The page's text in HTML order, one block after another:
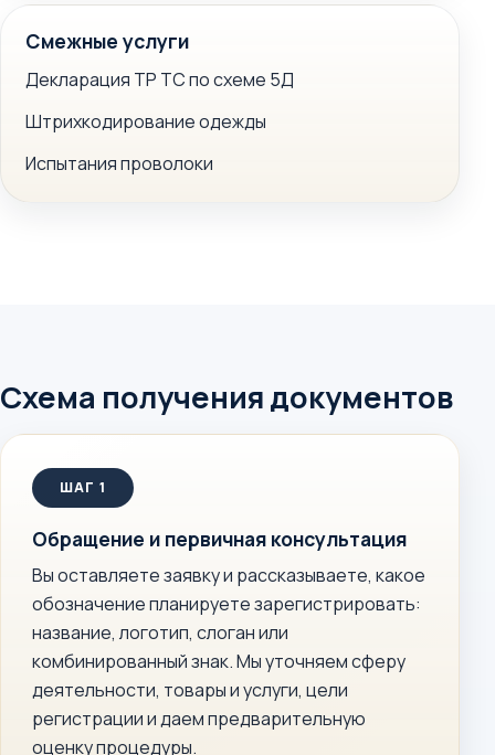
Смежные услуги
Декларация ТР ТС по схеме 5Д
Штрихкодирование одежды
Испытания проволоки
Схема получения документов
Обращение и первичная консультация
Вы оставляете заявку и рассказываете, какое
обозначение планируете зарегистрировать:
название, логотип, слоган или
комбинированный знак. Мы уточняем сферу
деятельности, товары и услуги, цели
регистрации и даем предварительную
оценку процедуры.